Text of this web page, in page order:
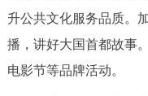
升公共文化服务品质。
播，讲好大国首都故事
电影节等品牌活动。